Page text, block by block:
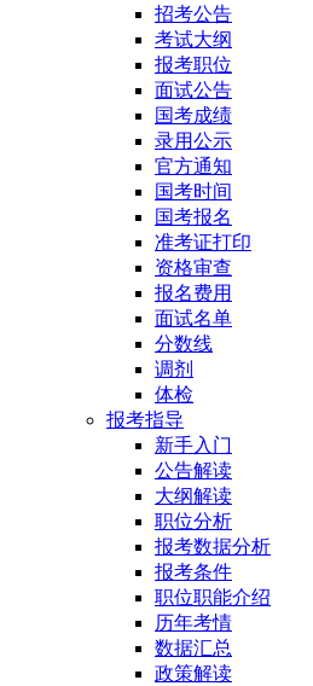
招考公告
考试大纲
报考职位
面试公告
国考成绩
录用公示
官方通知
国考时间
国考报名
准考证打印
资格审查
报名费用
面试名单
分数线
调剂
体检
报考指导
新手入门
公告解读
大纲解读
职位分析
报考数据分析
报考条件
职位职能介绍
历年考情
数据汇总
政策解读